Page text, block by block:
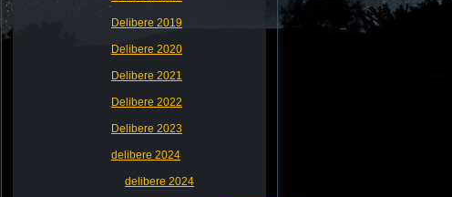
Delibere 2019
Delibere 2020
Delibere 2021
Delibere 2022
Delibere 2023
delibere 2024
delibere 2024